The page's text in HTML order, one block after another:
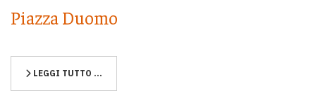
Piazza Duomo
LEGGI TUTTO …